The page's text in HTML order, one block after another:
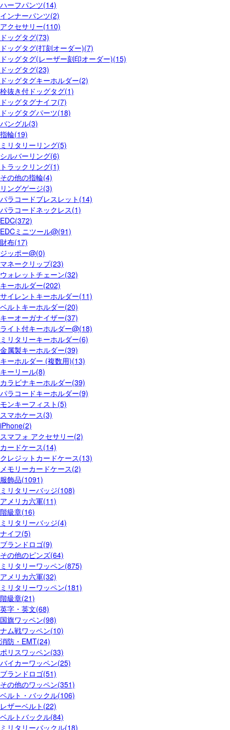
ハーフパンツ(14)
インナーパンツ(2)
アクセサリー(110)
ドッグタグ(73)
ドッグタグ(打刻オーダー)(7)
ドッグタグ(レーザー刻印オーダー)(15)
ドッグタグ(23)
ドッグタグキーホルダー(2)
栓抜き付ドッグタグ(1)
ドッグタグナイフ(7)
ドッグタグパーツ(18)
バングル(3)
指輪(19)
ミリタリーリング(5)
シルバーリング(6)
トラックリング(1)
その他の指輪(4)
リングゲージ(3)
パラコードブレスレット(14)
パラコードネックレス(1)
EDC(372)
EDCミニツール@(91)
財布(17)
ジッポー@(0)
マネークリップ(23)
ウォレットチェーン(32)
キーホルダー(202)
サイレントキーホルダー(11)
ベルトキーホルダー(20)
キーオーガナイザー(37)
ライト付キーホルダー@(18)
ミリタリーキーホルダー(6)
金属製キーホルダー(39)
キーホルダー (複数用)(13)
キーリール(8)
カラビナキーホルダー(39)
パラコードキーホルダー(9)
モンキーフィスト(5)
スマホケース(3)
iPhone(2)
スマフォ アクセサリー(2)
カードケース(14)
クレジットカードケース(13)
メモリーカードケース(2)
服飾品(1091)
ミリタリーバッジ(108)
アメリカ六軍(11)
階級章(16)
ミリタリーバッジ(4)
ナイフ(5)
ブランドロゴ(9)
その他のピンズ(64)
ミリタリーワッペン(875)
アメリカ六軍(32)
ミリタリーワッペン(181)
階級章(21)
英字・英文(68)
国旗ワッペン(98)
ナム戦ワッペン(10)
消防・EMT(24)
ポリスワッペン(33)
バイカーワッペン(25)
ブランドロゴ(51)
その他のワッペン(351)
ベルト・バックル(106)
レザーベルト(22)
ベルトバックル(84)
ミリタリーバックル(18)